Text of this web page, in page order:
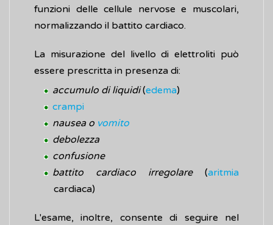
funzioni delle cellule nervose e muscolari,
normalizzando il battito cardiaco.
La misurazione del livello di elettroliti può
essere prescritta in presenza di:
accumulo di liquidi(edema)
crampi
nausea o vomito
debolezza
confusione
battito cardiaco irregolare(aritmia
cardiaca)
L'esame, inoltre, consente di seguire nel